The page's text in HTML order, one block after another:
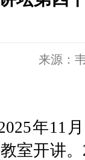
来源：
年11 月
教室开讲。